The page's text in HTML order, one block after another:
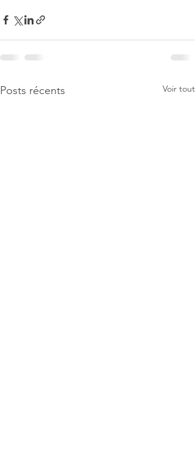
Posts récents Voir tout